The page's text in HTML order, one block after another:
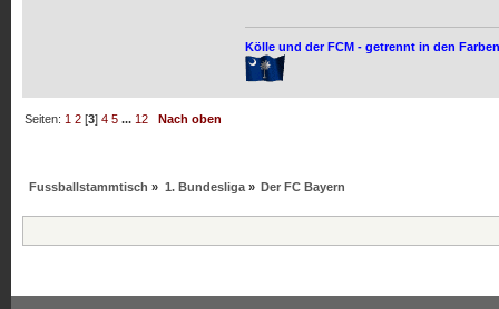
Kölle und der FCM - getrennt in den
Seiten: 1 2 [3]4 5 ... 12 Nach oben
Fussballstammtisch » 1. Bundesliga» Der FC Bayern